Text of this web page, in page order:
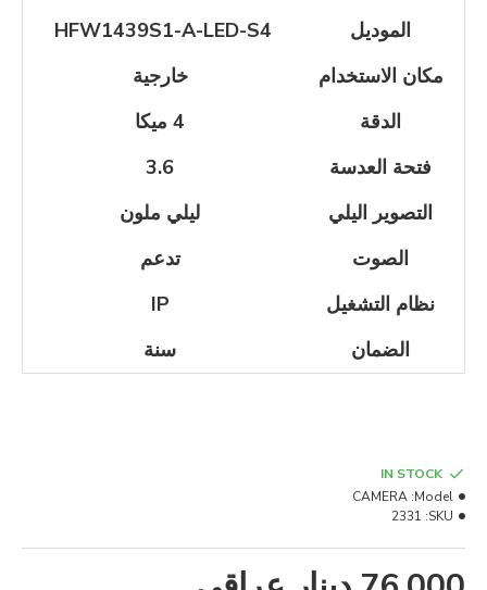
الموديل
HFW1439S1-A-LED-S4
مكان الاستخدام
خارجية
الدقة
4 ميكا
فتحة العدسة
3.6
التصوير اليلي
ليلي ملون
الصوت
تدعم
نظام التشغيل
IP
الضمان
سنة
IN STOCK
Model:
CAMERA
SKU:
2331